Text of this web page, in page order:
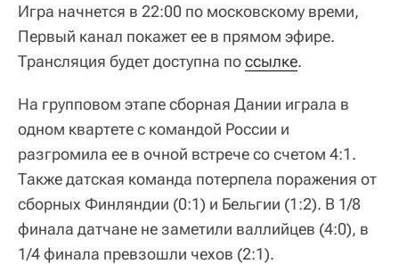
Игра начнется в 22:00 по московскому времи,
Первый канал покажет ее в прямом эфире.
Трансляция будет доступна поссылке.
На групповом этапе сборная Дании играла в
одном квартете с командой России и
разгромила ее в очной встрече со счетом 4:1.
Также датская команда потерпела поражения от
сборных Финляндии (0:1) и Бельгии (1:2). В 1/8
финала датчане не заметили валлийцев (4:0), в
1/4 финала превзошли чехов (2:1).